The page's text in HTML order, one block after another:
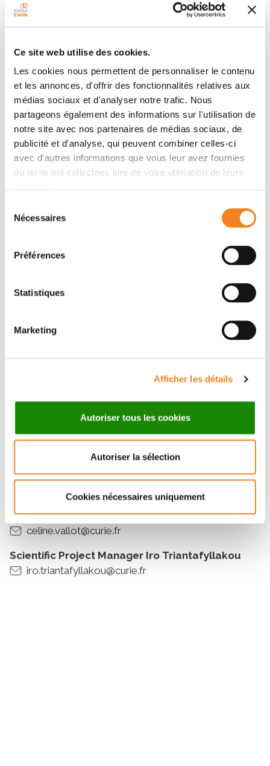
Ce site web utilise des cookies.
Les cookies nous permettent de personnaliser le contenu
et les annonces, d'offrir des fonctionnalités relatives aux
médias sociaux et d'analyser notre trafic. Nous
partageons également des informations sur l'utilisation de
notre site avec nos partenaires de médias sociaux, de
publicité et d'analyse, qui peuvent combiner celles-ci
avec d'autres informations que vous leur avez fournies
ou qu'ils ont collectées lors de votre utilisation de leurs
Nécessaires
Préférences
Statistiques
Marketing
Afficher les détails
Autoriser tous les cookies
Autoriser la sélection
Cookies nécessaires uniquement
beyond the classic germline mutations in BRCA1/2
and PALB2. Preliminary pre-clinical studies suggest
strategy for this extended patient population.
Organizers
Research Director - DR2 Celine VALLOT
Institut Curie
Scientific Project Manager Iro Triantafyllakou
Speakers
Department of Surgery, RCSI
A question about the seminar?
Research Director - DR2 Celine VALLOT
celine.vallot@curie.fr
Research Director - DR2 Celine VALLOT
celine.vallot@curie.fr
Scientific Project Manager Iro Triantafyllakou
iro.triantafyllakou@curie.fr